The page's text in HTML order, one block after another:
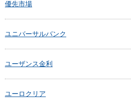
優先市場
ユニバーサルバンク
ユーザンス金利
ユーロクリア